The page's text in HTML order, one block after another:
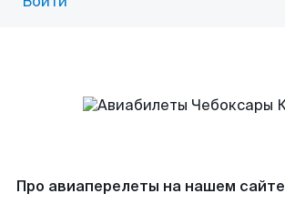
Про авиаперелеты на нашем сайте